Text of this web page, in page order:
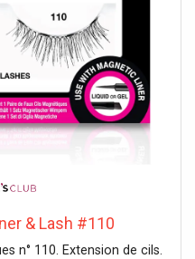
& Lash #110
n° 110. Extension de cils.